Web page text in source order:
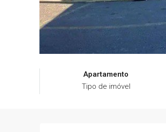
Apartamento
Tipo de imóvel